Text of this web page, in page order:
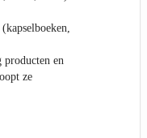
producten en
ze